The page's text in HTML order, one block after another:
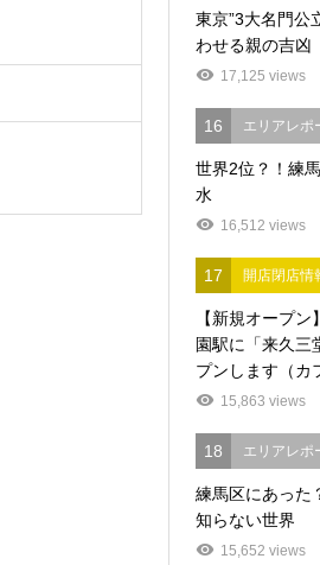
東京”3大名門公
わせる親の吉凶
17,125 views
16 エリアレポ
世界2位？！練
水
16,512 views
17 開店閉店情
【新規オープ
園駅に「来久三
プンします（カ
15,863 views
18 エリアレポ
練馬区にあった
知らない世界
15,652 views